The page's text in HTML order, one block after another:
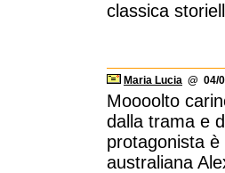
classica
Maria Lucia @ 04/
Moooolto
dalla trama e
protagonista
australiana